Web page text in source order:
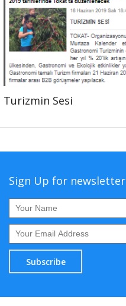
Turizmin Sesi
Sign Up for newsletter
Subscribe